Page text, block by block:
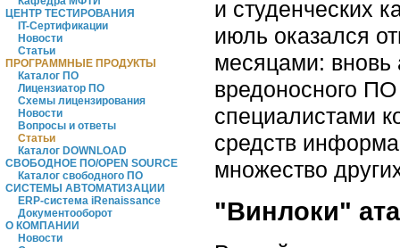
ЦЕНТР ТЕСТИРОВАНИЯ
IT-Сертификации
Новости
Статьи
ПРОГРАММНЫЕ ПРОДУКТЫ
Каталог ПО
Лицензиатор ПО
Схемы лицензирования
Новости
Вопросы и ответы
Статьи
Каталог DOWNLOAD
СВОБОДНОЕ ПО/OPEN SOURCE
Каталог свободного ПО
СИСТЕМЫ АВТОМАТИЗАЦИИ
ERP-система iRenaissance
Документооборот
О КОМПАНИИ
Новости
и студенческих
июль оказался
месяцами: вновь
вредоносного
специалистами
средств
множество
"Винлоки"